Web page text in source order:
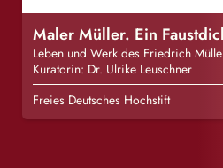
Maler Müller. Ein
Leben und Werk des Friedrich
Kuratorin: Dr. Ulrike Leuschner
Freies Deutsches Hochstift